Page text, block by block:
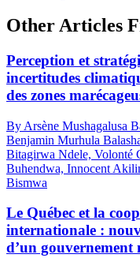
Other Articles
Perception et
incertitudes
des zones
By Arsène Mushagalusa
Benjamin Murhula
Bitagirwa Ndele, Volonté
Buhendwa, Innocent
Bismwa
Le Québec et la
internationale :
d’un gouvernement